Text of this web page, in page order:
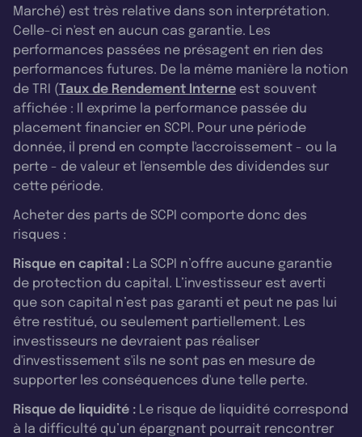
Marché) est très relative dans son interprétation.
Celle-ci n'est en aucun cas garantie. Les
performances passées ne présagent en rien des
performances futures. De la même manière la notion
de TRI (Taux de Rendement Interne est souvent
affichée : Il exprime la performance passée du
placement financier en SCPI. Pour une période
donnée, il prend en compte l'accroissement - ou la
perte - de valeur et l'ensemble des dividendes sur
cette période.
Acheter des parts de SCPI comporte donc des
risques :
Risque en capital : La SCPI n’offre aucune garantie
de protection du capital. L’investisseur est averti
que son capital n’est pas garanti et peut ne pas lui
être restitué, ou seulement partiellement. Les
investisseurs ne devraient pas réaliser
d'investissement s'ils ne sont pas en mesure de
supporter les conséquences d'une telle perte.
Risque de liquidité : Le risque de liquidité correspond
à la difficulté qu’un épargnant pourrait rencontrer